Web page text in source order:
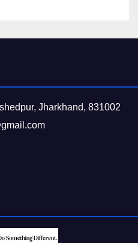
Jharkhand, 831002